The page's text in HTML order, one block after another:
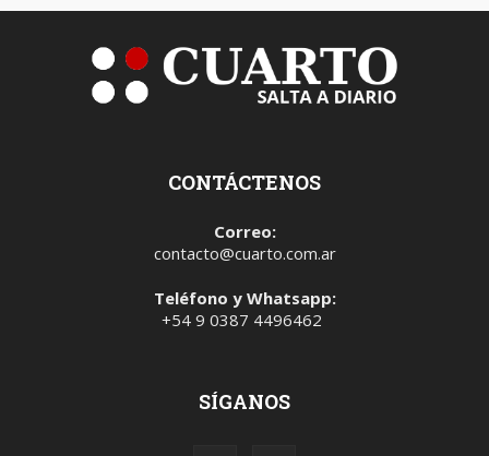
CONTÁCTENOS
Correo:
contacto@cuarto.com.ar
Teléfono y Whatsapp:
+54 9 0387 4496462
SÍGANOS